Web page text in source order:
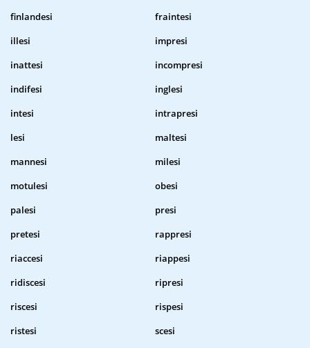
finlandesi
fraintesi
illesi
impresi
inattesi
incompresi
indifesi
inglesi
intesi
intrapresi
lesi
maltesi
mannesi
milesi
motulesi
obesi
palesi
presi
pretesi
rappresi
riaccesi
riappesi
ridiscesi
ripresi
riscesi
rispesi
ristesi
scesi